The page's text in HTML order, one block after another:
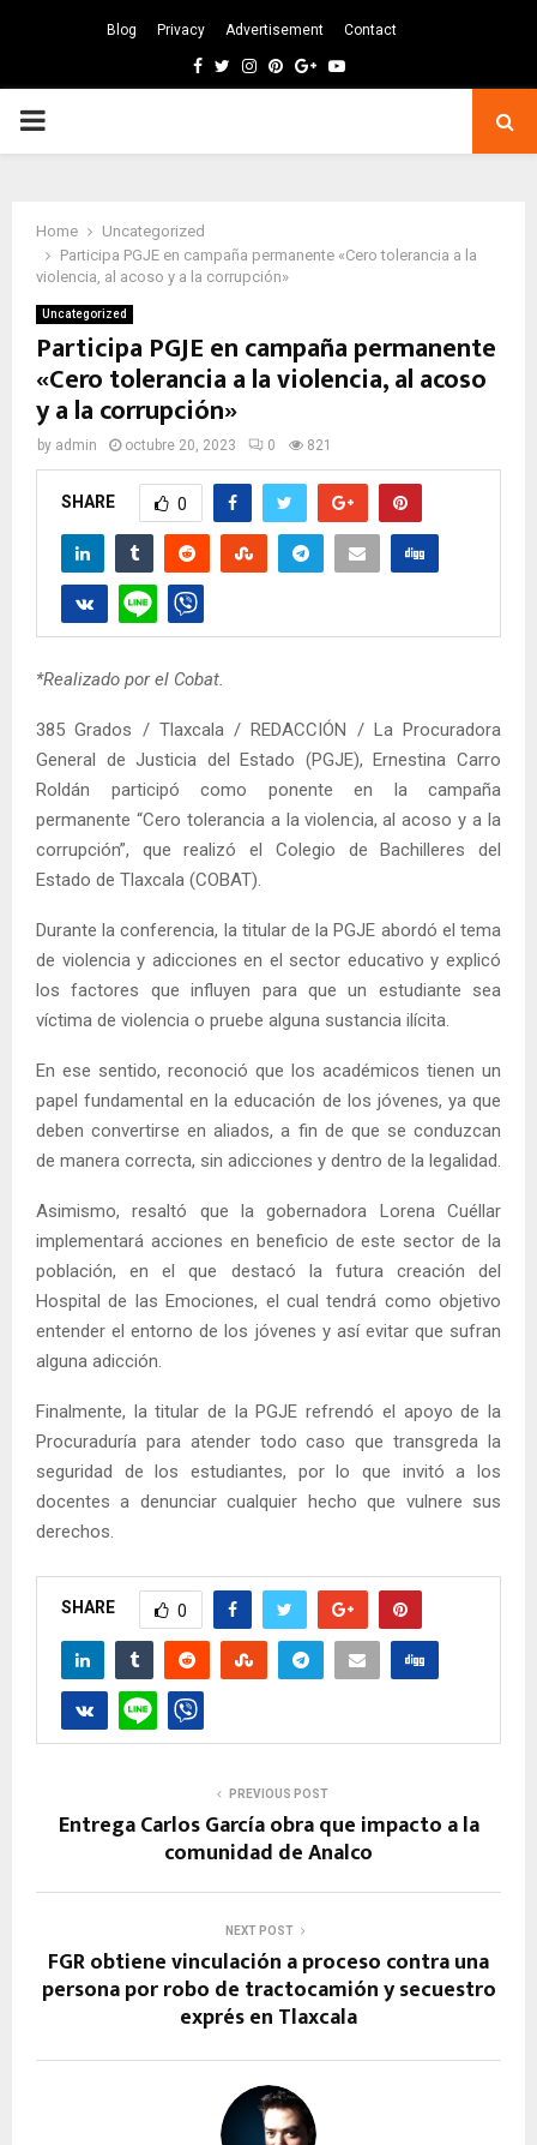
Blog Privacy Advertisement Contact
Facebook
TwitterInstagram
Pinterest
GoogleYoutube
PRIMARY
Home
Uncategorized
Participa PGJE en campaña permanente «Cero tolerancia a la
violencia, al acoso y a la corrupción»
Uncategorized
Participa PGJE en campaña permanente
«Cero tolerancia a la violencia, al acoso
y a la corrupción»
by admin octubre 20, 2023 0 821
SHARE 0
*Realizado por el Cobat.
385 Grados / Tlaxcala / REDACCIÓN / La Procuradora
General de Justicia del Estado (PGJE), Ernestina Carro
Roldán participó como ponente en la campaña
permanente “Cero tolerancia a la violencia, al acoso y a la
corrupción”, que realizó el Colegio de Bachilleres del
Estado de Tlaxcala (COBAT).
Durante la conferencia, la titular de la PGJE abordó el tema
de violencia y adicciones en el sector educativo y explicó
los factores que influyen para que un estudiante sea
víctima de violencia o pruebe alguna sustancia ilícita.
En ese sentido, reconoció que los académicos tienen un
papel fundamental en la educación de los jóvenes, ya que
deben convertirse en aliados, a fin de que se conduzcan
de manera correcta, sin adicciones y dentro de la legalidad.
Asimismo, resaltó que la gobernadora Lorena Cuéllar
implementará acciones en beneficio de este sector de la
población, en el que destacó la futura creación del
Hospital de las Emociones, el cual tendrá como objetivo
entender el entorno de los jóvenes y así evitar que sufran
alguna adicción.
Finalmente, la titular de la PGJE refrendó el apoyo de la
Procuraduría para atender todo caso que transgreda la
seguridad de los estudiantes, por lo que invitó a los
docentes a denunciar cualquier hecho que vulnere sus
derechos.
SHARE 0
PREVIOUS POST
Entrega Carlos García obra que impacto a la
comunidad de Analco
NEXT POST
FGR obtiene vinculación a proceso contra una
persona por robo de tractocamión y secuestro
exprés en Tlaxcala